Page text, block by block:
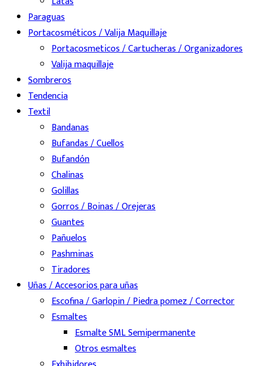
Paraguas
Portacosméticos / Valija Maquillaje
Portacosmeticos / Cartucheras / Organizadores
Valija maquillaje
Sombreros
Tendencia
Textil
Bandanas
Bufandas / Cuellos
Bufandón
Chalinas
Golillas
Gorros / Boinas / Orejeras
Guantes
Pañuelos
Pashminas
Tiradores
Uñas / Accesorios para uñas
Escofina / Garlopin / Piedra pomez / Corrector
Esmaltes
Esmalte SML Semipermanente
Otros esmaltes